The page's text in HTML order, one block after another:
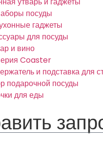
посуды
гаджеты
для посуды
и вино
Coaster
и подставка для
подарочной посуды
для еды